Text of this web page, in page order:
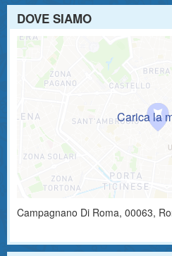
DOVE SIAMO
Campagnano Di Roma, 00063,